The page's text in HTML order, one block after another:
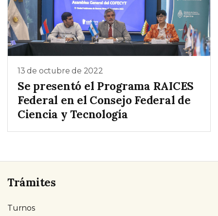
13 de octubre de 2022
Se presentó el Programa RAICES
Federal en el Consejo Federal de
Ciencia y Tecnología
Trámites
Turnos